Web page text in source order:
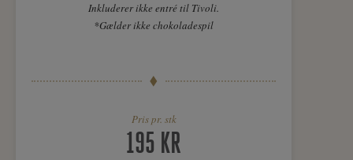
Inkluderer ikke entré til Tivoli.
*Gælder ikke chokoladespil
Pris pr. stk
195 KR